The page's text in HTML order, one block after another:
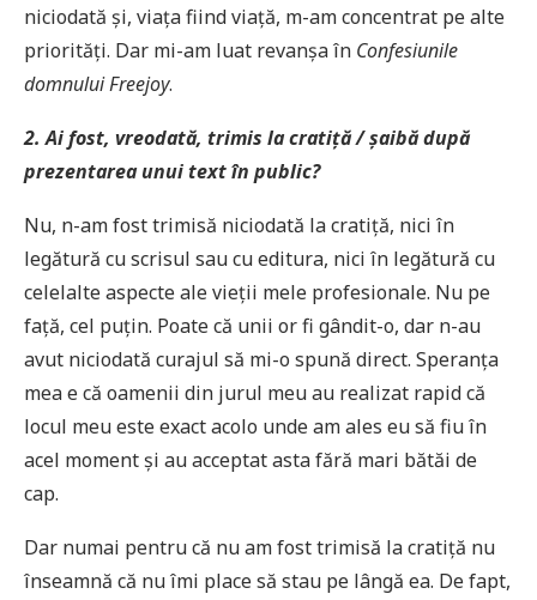
niciodată și, viața fiind viață, m-am concentrat pe alte
priorități. Dar mi-am luat revanșa în Confesiunile
domnului Freejoy.
2. Ai fost, vreodată, trimis la cratiță / șaibă după
prezentarea unui text în public?
Nu, n-am fost trimisă niciodată la cratiță, nici în
legătură cu scrisul sau cu editura, nici în legătură cu
celelalte aspecte ale vieții mele profesionale. Nu pe
față, cel puțin. Poate că unii or fi gândit-o, dar n-au
avut niciodată curajul să mi-o spună direct. Speranța
mea e că oamenii din jurul meu au realizat rapid că
locul meu este exact acolo unde am ales eu să fiu în
acel moment și au acceptat asta fără mari bătăi de
cap.
Dar numai pentru că nu am fost trimisă la cratiță nu
înseamnă că nu îmi place să stau pe lângă ea. De fapt,